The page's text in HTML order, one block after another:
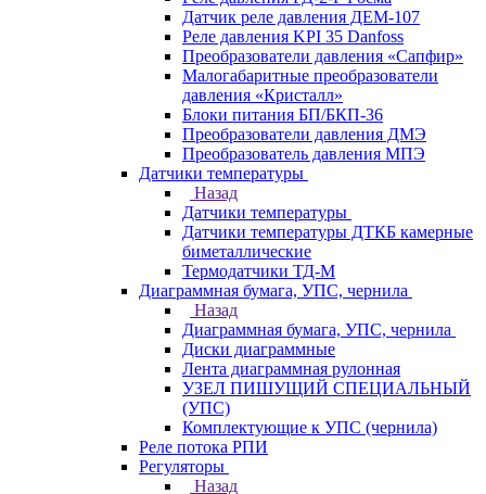
Датчик реле давления ДЕМ-107
Реле давления KPI 35 Danfoss
Преобразователи давления «Сапфир»
Малогабаритные преобразователи
давления «Кристалл»
Блоки питания БП/БКП-36
Преобразователи давления ДМЭ
Преобразователь давления МПЭ
Датчики температуры
Назад
Датчики температуры
Датчики температуры ДТКБ камерные
биметаллические
Термодатчики ТД-М
Диаграммная бумага, УПС, чернила
Назад
Диаграммная бумага, УПС, чернила
Диски диаграммные
Лента диаграммная рулонная
УЗЕЛ ПИШУЩИЙ СПЕЦИАЛЬНЫЙ
(УПС)
Комплектующие к УПС (чернила)
Реле потока РПИ
Регуляторы
Назад